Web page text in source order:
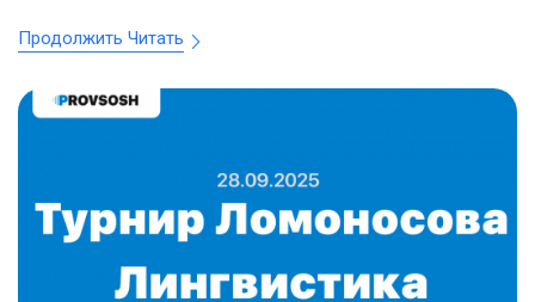
Продолжить Читать